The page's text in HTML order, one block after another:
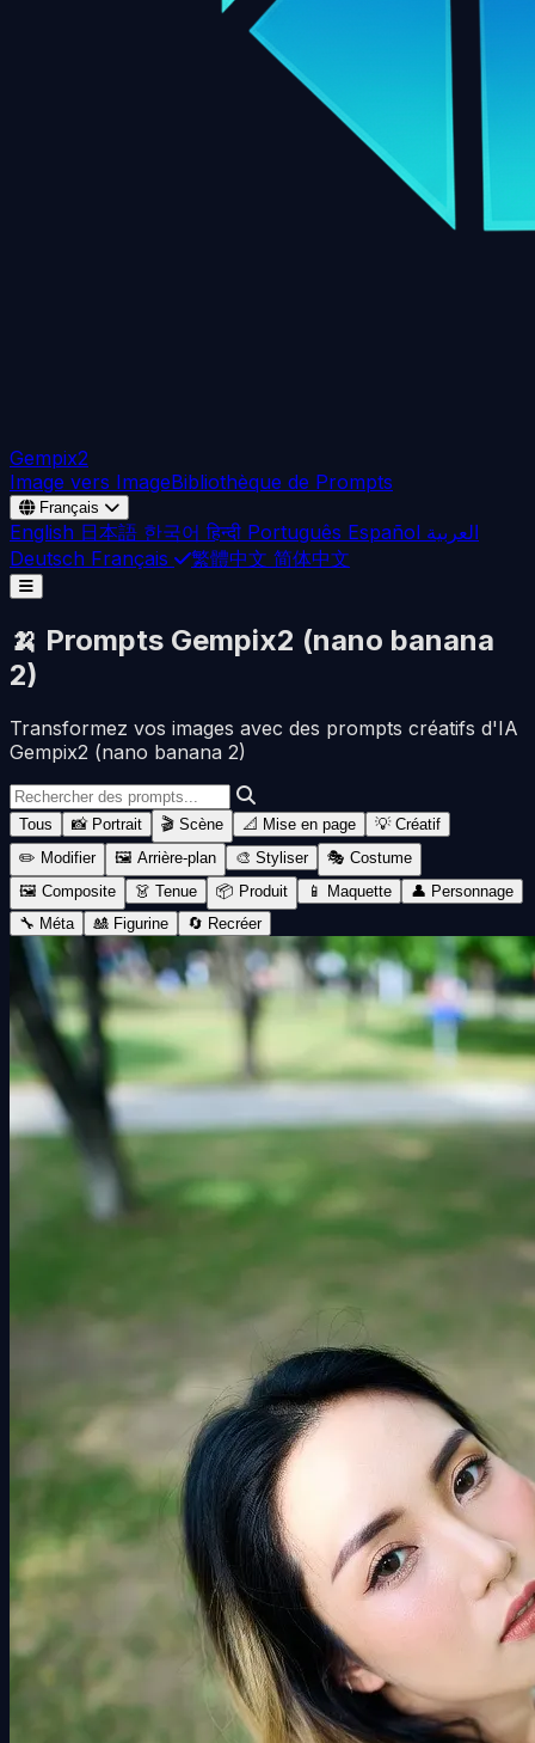
Gempix2
Image vers ImageBibliothèque de Prompts
Français
English 日本語 한국어 हिन्दी Português Español العربية
Deutsch Français 繁體中文 简体中文
🍌 Prompts Gempix2 (nano banana
2)
Transformez vos images avec des prompts créatifs d'IA
Gempix2 (nano banana 2)
Tous 📸 Portrait 🎬 Scène 📐 Mise en page
💡 Créatif
✏️ Modifier
🖼️ Arrière-plan 🎨 Styliser
🎭 Costume
🖼️ Composite
👗 Tenue 📦 Produit 📱 Maquette
👤 Personnage
🔧 Méta
🎎 Figurine 🔄 Recréer